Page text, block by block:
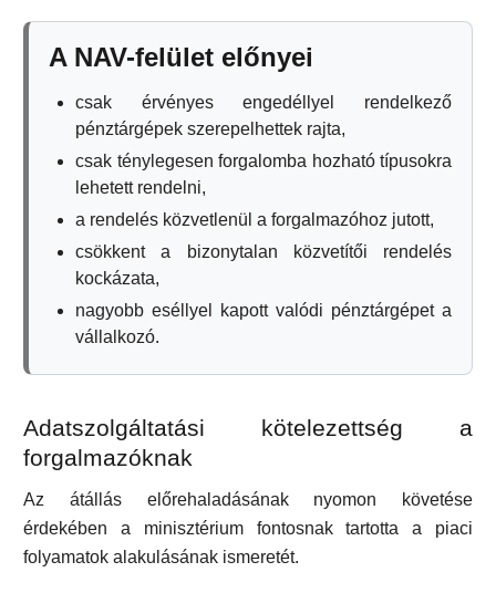
A NAV-felület előnyei
csak érvényes engedéllyel rendelkező
pénztárgépek szerepelhettek rajta,
csak ténylegesen forgalomba hozható típusokra
lehetett rendelni,
a rendelés közvetlenül a forgalmazóhoz jutott,
csökkent a bizonytalan közvetítői rendelés
kockázata,
nagyobb eséllyel kapott valódi pénztárgépet a
vállalkozó.
Adatszolgáltatási kötelezettség a
forgalmazóknak
Az átállás előrehaladásának nyomon követése
érdekében a minisztérium fontosnak tartotta a piaci
folyamatok alakulásának ismeretét.